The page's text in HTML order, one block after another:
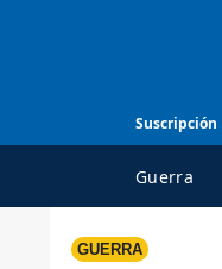
Suscripción
Guerra
GUERRA